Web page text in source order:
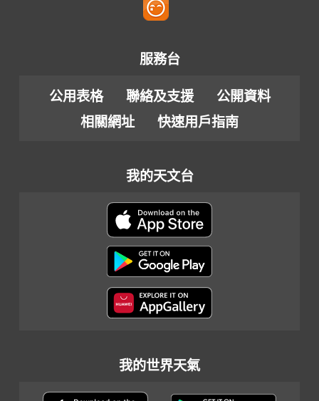
服務台
公用表格 聯絡及支援
公開資料
相關網址
快速用戶指南
我的天文台
我的世界天氣